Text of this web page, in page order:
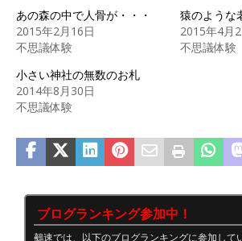
あの森の中で人骨が・・・
2015年2月16日
不思議体験
猿のような
2015年4月
不思議体験
小さい神社の無数のお札
2014年8月30日
不思議体験
ブログランキング参加中！
鵺速では、以下のブログランキングに参加して